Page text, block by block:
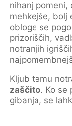
nihanj pomeni,
mehkejše, bolj
obloge se
prizoriščih,
notranjih
Kljub temu
zaščito. Ko se
gibanja, se